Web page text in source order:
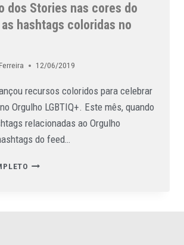
dos Stories nas cores do
hashtags coloridas no
12/06/2019
recursos coloridos para celebrar
Orgulho LGBTIQ+. Este mês, quando
relacionadas ao Orgulho
do feed…